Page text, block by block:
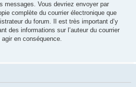
messages. Vous devriez envoyer par
complète du courrier électronique que
du forum. Il est très important d’y
des informations sur l’auteur du courrier
en conséquence.